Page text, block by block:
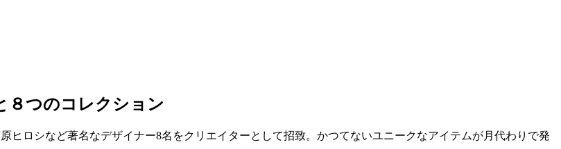
８つのコレクション
ヒロシなど著名なデザイナー8名をクリエイターとして招致。かつてないユニークなアイテムが月代わりで発